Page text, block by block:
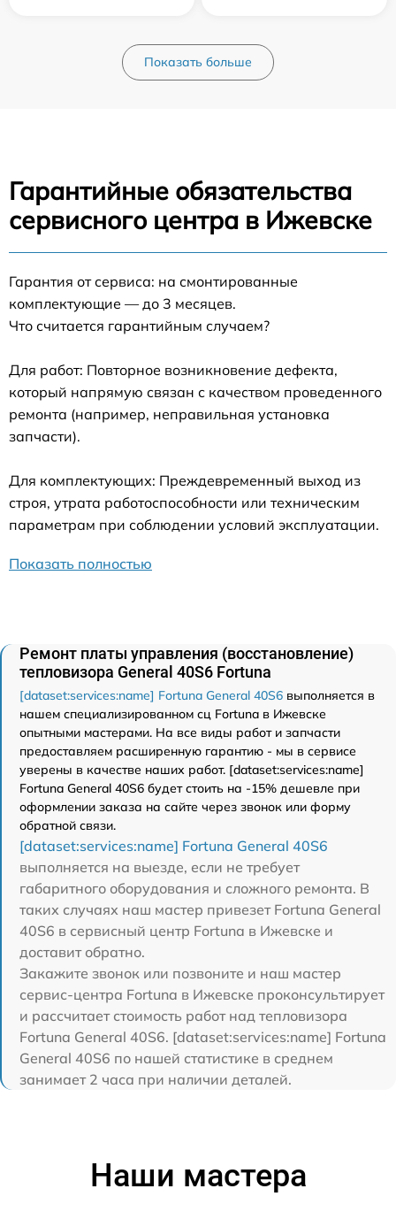
Показать больше
Гарантийные обязательства
сервисного центра в Ижевске
Гарантия от сервиса: на смонтированные
комплектующие — до 3 месяцев.
Что считается гарантийным случаем?
Для работ: Повторное возникновение дефекта,
который напрямую связан с качеством проведенного
ремонта (например, неправильная установка
запчасти).
Для комплектующих: Преждевременный выход из
строя, утрата работоспособности или техническим
параметрам при соблюдении условий эксплуатации.
Показать полностью
Ремонт платы управления (восстановление)
тепловизора General 40S6 Fortuna
[dataset:services:name] Fortuna General 40S6 выполняется в
нашем специализированном сц Fortuna в Ижевске
опытными мастерами. На все виды работ и запчасти
предоставляем расширенную гарантию - мы в сервисе
уверены в качестве наших работ. [dataset:services:name]
Fortuna General 40S6 будет стоить на -15% дешевле при
оформлении заказа на сайте через звонок или форму
обратной связи.
[dataset:services:name] Fortuna General 40S6
выполняется на выезде, если не требует
габаритного оборудования и сложного ремонта. В
таких случаях наш мастер привезет Fortuna General
40S6 в сервисный центр Fortuna в Ижевске и
доставит обратно.
Закажите звонок или позвоните и наш мастер
сервис-центра Fortuna в Ижевске проконсультирует
и рассчитает стоимость работ над тепловизора
Fortuna General 40S6. [dataset:services:name] Fortuna
General 40S6 по нашей статистике в среднем
занимает 2 часа при наличии деталей.
Наши мастера